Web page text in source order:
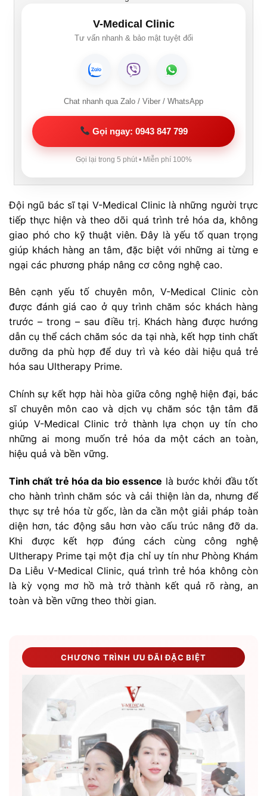
V-Medical Clinic
Tư vấn nhanh & bảo mật tuyệt đối
Chat nhanh qua Zalo / Viber / WhatsApp
Gọi ngay: 0943 847 799
Gọi lại trong 5 phút • Miễn phí 100%
Đội ngũ bác sĩ tại V-Medical Clinic là những người trực
tiếp thực hiện và theo dõi quá trình trẻ hóa da, không
giao phó cho kỹ thuật viên. Đây là yếu tố quan trọng
giúp khách hàng an tâm, đặc biệt với những ai từng e
ngại các phương pháp nâng cơ công nghệ cao.
Bên cạnh yếu tố chuyên môn, V-Medical Clinic còn
được đánh giá cao ở quy trình chăm sóc khách hàng
trước – trong – sau điều trị. Khách hàng được hướng
dẫn cụ thể cách chăm sóc da tại nhà, kết hợp tinh chất
dưỡng da phù hợp để duy trì và kéo dài hiệu quả trẻ
hóa sau Ultherapy Prime.
Chính sự kết hợp hài hòa giữa công nghệ hiện đại, bác
sĩ chuyên môn cao và dịch vụ chăm sóc tận tâm đã
giúp V-Medical Clinic trở thành lựa chọn uy tín cho
những ai mong muốn trẻ hóa da một cách an toàn,
hiệu quả và bền vững.
Tinh chất trẻ hóa da bio essence là bước khởi đầu tốt
cho hành trình chăm sóc và cải thiện làn da, nhưng để
thực sự trẻ hóa từ gốc, làn da cần một giải pháp toàn
diện hơn, tác động sâu hơn vào cấu trúc nâng đỡ da.
Khi được kết hợp đúng cách cùng công nghệ
Ultherapy Prime tại một địa chỉ uy tín như Phòng Khám
Da Liễu V-Medical Clinic, quá trình trẻ hóa không còn
là kỳ vọng mơ hồ mà trở thành kết quả rõ ràng, an
toàn và bền vững theo thời gian.
CHƯƠNG TRÌNH ƯU ĐÃI ĐẶC BIỆT